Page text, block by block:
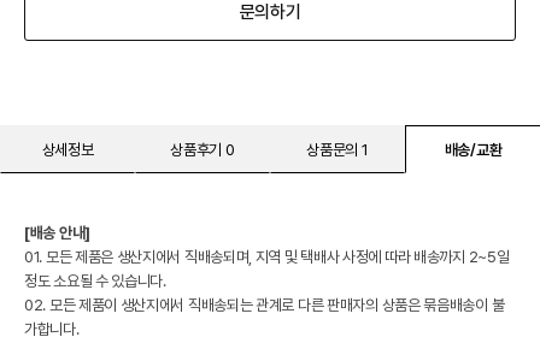
문의하기
상세정보 상품후기 0 상품문의 1 배송/교환
[배송 안내]
01. 모든 제품은 생산지에서 직배송되며, 지역 및 택배사 사정에 따라 배송까지 2~5일
정도 소요될 수 있습니다.
02. 모든 제품이 생산지에서 직배송되는 관계로 다른 판매자의 상품은 묶음배송이 불
가합니다.